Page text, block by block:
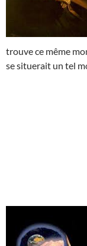
trouve ce même
se situerait un tel